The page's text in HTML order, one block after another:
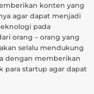
konten yang
agar dapat menjadi
pada
orang – orang yang
selalu mendukung
dengan memberikan
para startup agar dapat